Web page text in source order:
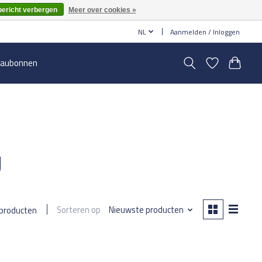
NL Aanmelden / Inloggen
Sorteren op Nieuwste producten
verbergen Meer over cookies »